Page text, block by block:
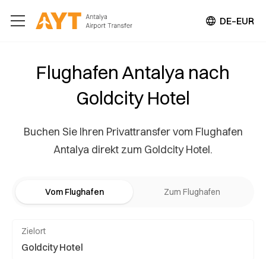
DE–EUR
Flughafen Antalya nach
Goldcity Hotel
Buchen Sie Ihren Privattransfer vom Flughafen
Antalya direkt zum Goldcity Hotel.
Vom Flughafen Zum Flughafen
Zielort